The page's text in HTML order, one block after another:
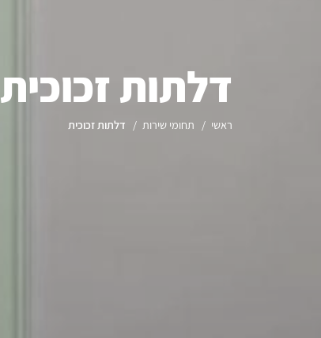
דלתות זכוכית
ראשי תחומי שירות דלתות זכוכית